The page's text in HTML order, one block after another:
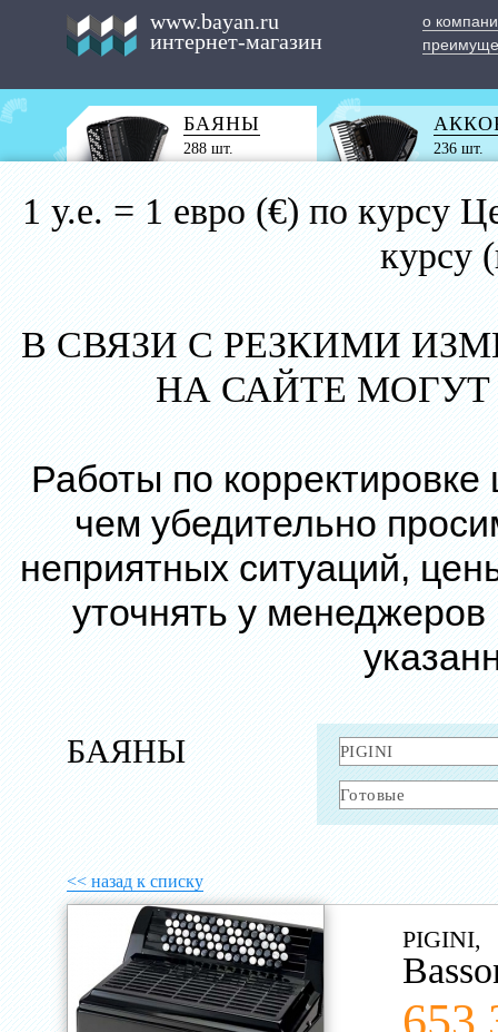
www.bayan.ru
интернет-магазин
о
БАЯНЫ
288 шт. 236 шт.
1 у.е. = 1 евро (€) по курсу
курсу
В СВЯЗИ С РЕЗКИМИ
НА САЙТЕ
Работы по
чем убедительно
неприятных ситуаций,
уточнять у
БАЯНЫ
<< назад к списку
PIGINI,